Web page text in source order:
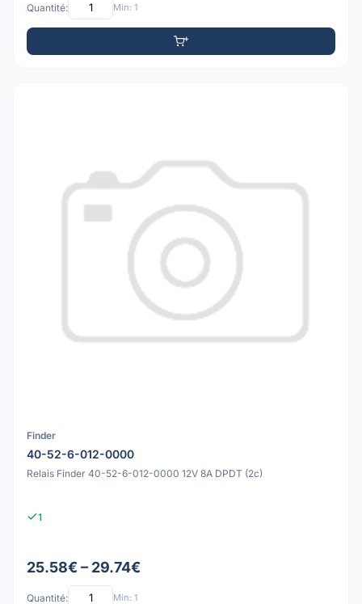
Quantité: Min: 1
Finder
40-52-6-012-0000
Relais Finder 40-52-6-012-0000 12V 8A DPDT (2c)
1
25.58€ – 29.74€
Quantité: Min: 1